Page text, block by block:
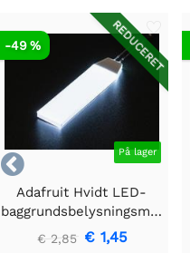

REDUCERET
På lager
-49 %
Adafruit Hvidt LED-
baggrundsbelysningsmodul
- Lille 12mm x 40mm
€ 2,85 € 1,45